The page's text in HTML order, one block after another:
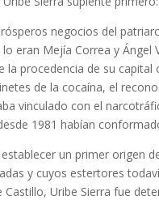
negocios del
eran Mejía Correa y Ángel
la procedencia de su capital
de la cocaína, el
vinculado con el
1981 habían
un primer origen
y cuyos estertores
Castillo, Uribe Sierra fue